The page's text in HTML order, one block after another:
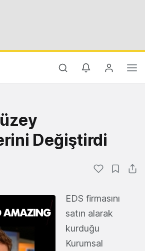
Değiştirdi
EDS firmasını
satın alarak
kurduğu
Kurumsal